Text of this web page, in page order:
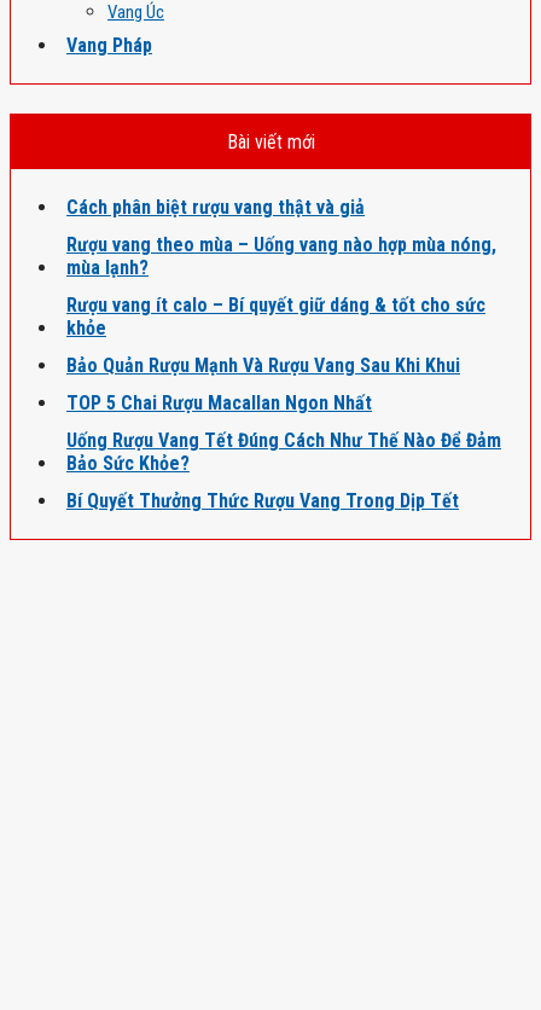
Vang Úc
Vang Pháp
Bài viết mới
Cách phân biệt rượu vang thật và giả
Rượu vang theo mùa – Uống vang nào hợp mùa nóng,
mùa lạnh?
Rượu vang ít calo – Bí quyết giữ dáng & tốt cho sức
khỏe
Bảo Quản Rượu Mạnh Và Rượu Vang Sau Khi Khui
TOP 5 Chai Rượu Macallan Ngon Nhất
Uống Rượu Vang Tết Đúng Cách Như Thế Nào Để Đảm
Bảo Sức Khỏe?
Bí Quyết Thưởng Thức Rượu Vang Trong Dịp Tết